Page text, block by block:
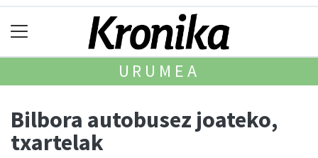
URUMEA
Bilbora autobusez joateko,
txartelak